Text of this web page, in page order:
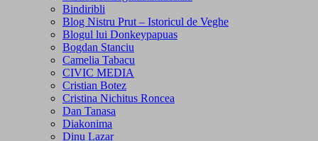
Bindiribli
Blog Nistru Prut – Istoricul de Veghe
Blogul lui Donkeypapuas
Bogdan Stanciu
Camelia Tabacu
CIVIC MEDIA
Cristian Botez
Cristina Nichitus Roncea
Dan Tanasa
Diakonima
Dinu Lazar